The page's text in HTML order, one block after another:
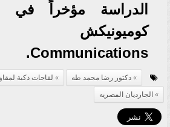
الدراسة مؤخراً في
Communications.
دكتور رضا محمد طه
لقاحات ذكية
الجارديان المصريه